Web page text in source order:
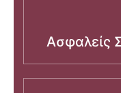
Ασφαλείς